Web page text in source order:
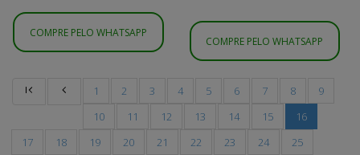
COMPRE PELO WHATSAPP
COMPRE PELO WHATSAPP
1 2 3 4 5 6 7 8
9
10
11 12 13 14 15
16
17
18 19 20 21 22 23 24
25